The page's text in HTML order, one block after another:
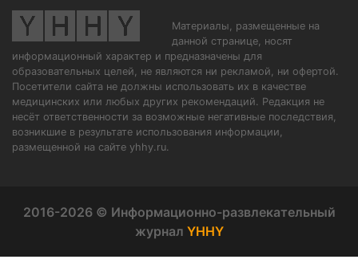
Материалы, размещенные на
данной странице, носят
информационный характер и предназначены для
образовательных целей, не являются ни рекламой, ни офертой.
Посетители сайта не должны использовать их в качестве
медицинских или любых других рекомендаций. Редакция не
несёт ответственности за возможные негативные последствия,
возникшие в результате использования информации,
размещенной на сайте yhhy.ru.
2016-2026 © Информационно-развлекательный
журнал YHHY